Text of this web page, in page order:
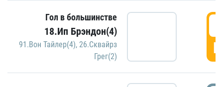
Гол в большинстве
18.Ип Брэндон(4)
91.Вон Тайлер(4), 26.Сквайрз
Грег(2)